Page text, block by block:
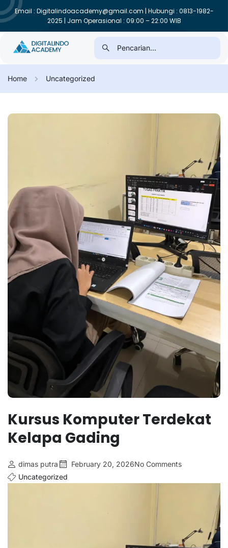
Email : Digitalindoacademy@gmail.com | Hubungi : 0813-1982-
2025 | Jam Operasional : 09:00 – 22:00 WIB
Home Uncategorized
Kursus Komputer Terdekat
Kelapa Gading
dimas putra February 20, 2026No Comments
Uncategorized